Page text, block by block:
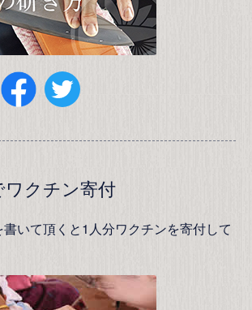
ワクチン寄付
いて頂くと1人分ワクチンを寄付して